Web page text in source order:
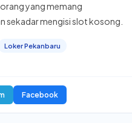
yang memang
sekadar mengisi slot kosong.
Loker Pekanbaru
Facebook